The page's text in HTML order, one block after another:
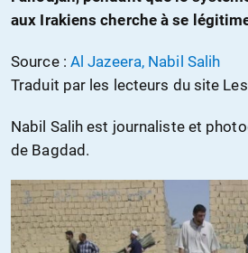
aux Irakiens cherche à se
Source : Al Jazeera, Nabil Salih
Traduit par les lecteurs du site
Nabil Salih est journaliste et
de Bagdad.